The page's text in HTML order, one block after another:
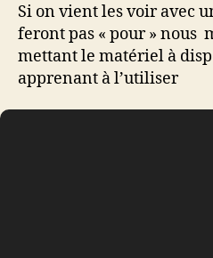
Si on vient les voir avec
feront pas « pour » nous
mettant le matériel à
apprenant à l’utiliser